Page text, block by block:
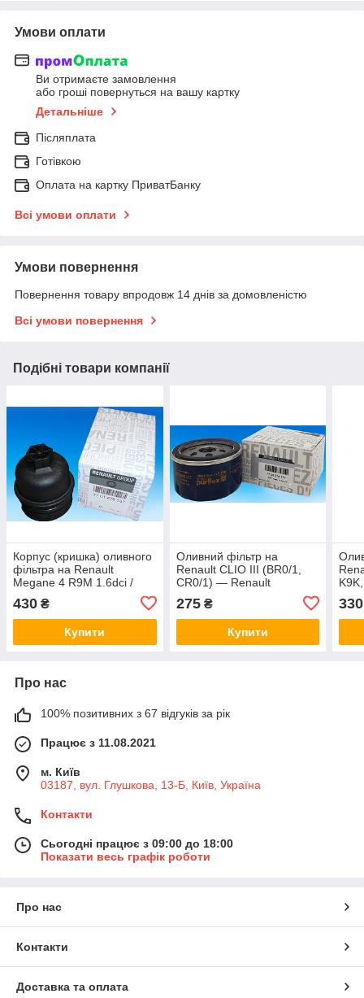
Умови оплати
Ви отримаєте замовлення
або гроші повернуться на вашу картку
Детальніше
Післяплата
Готівкою
Оплата на картку ПриватБанку
Всі умови оплати
Умови повернення
Повернення товару впродовж 14 днів за домовленістю
Всі умови повернення
Подібні товари компанії
Корпус (кришка) оливного
фільтра на Renault
Megane 4 R9M 1.6dci /
7701478537
430 ₴
Купити
Оливний фільтр на
Renault CLIO III (BR0/1,
CR0/1) — Renault
275₴
Купити
330
Про нас
100% позитивних з 67 відгуків за рік
Працює з 11.08.2021
м. Київ
03187, вул. Глушкова, 13-Б, Київ, Україна
Контакти
Сьогодні працює з 09:00 до 18:00
Показати весь графік роботи
Про нас
Контакти
Доставка та оплата